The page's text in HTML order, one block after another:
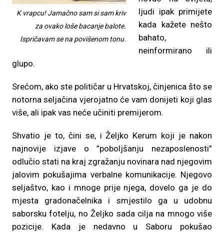
K vrapcu! Jamačno sam si sam kriv
za ovako loše bacanje balote.
Ispričavam se na povišenom tonu.
ljudi ipak primijete
kada kažete nešto
bahato,
neinformirano ili
glupo.
Srećom, ako ste političar u Hrvatskoj, činjenica što se
notorna seljačina vjerojatno će vam donijeti koji glas
više, ali ipak vas neće učiniti premijerom.
Shvatio je to, čini se, i Željko Kerum koji je nakon
najnovije izjave o ”poboljšanju nezaposlenosti”
odlučio stati na kraj zgražanju novinara nad njegovim
jalovim pokušajima verbalne komunikacije. Njegovo
seljaštvo, kao i mnoge prije njega, dovelo ga je do
mjesta gradonačelnika i smjestilo ga u udobnu
saborsku fotelju, no Željko sada cilja na mnogo više
pozicije. Kada je nedavno u Saboru pokušao